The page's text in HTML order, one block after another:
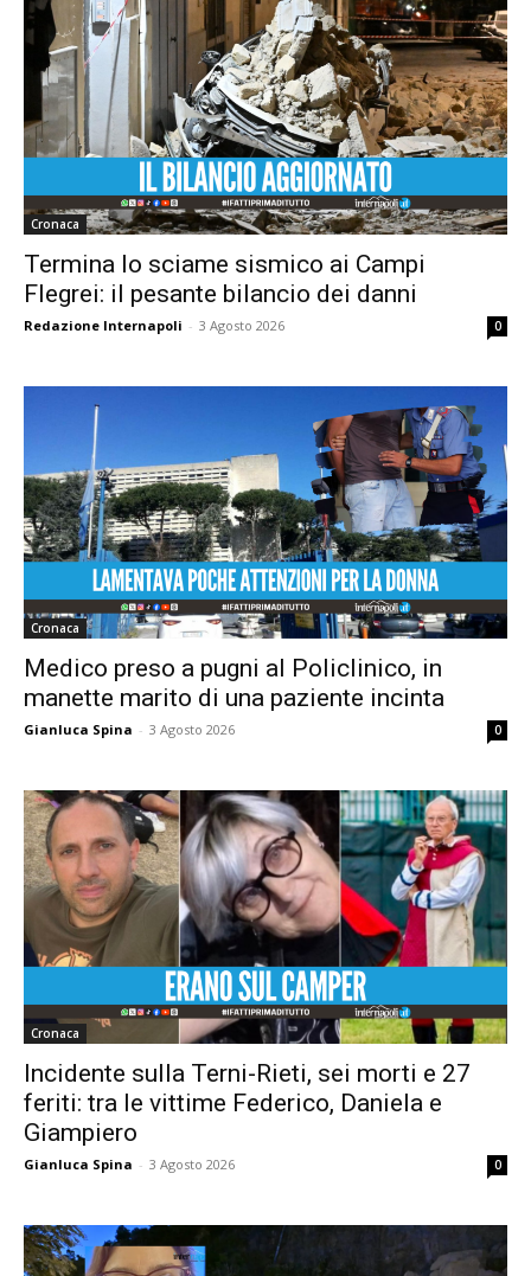
Cronaca
Termina lo sciame sismico ai Campi
Flegrei: il pesante bilancio dei danni
Redazione Internapoli - 3 Agosto 2026 0
Cronaca
Medico preso a pugni al Policlinico, in
manette marito di una paziente incinta
Gianluca Spina - 3 Agosto 2026 0
Cronaca
Incidente sulla Terni-Rieti, sei morti e 27
feriti: tra le vittime Federico, Daniela e
Giampiero
Gianluca Spina - 3 Agosto 2026 0